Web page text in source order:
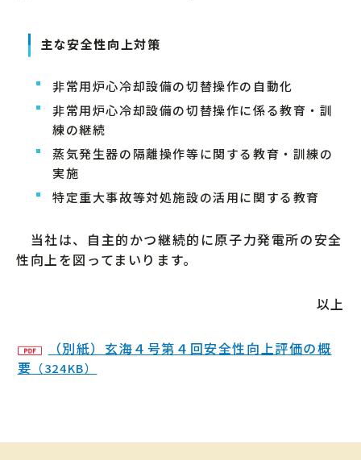
主な安全性向上対策
非常用炉心冷却設備の切替操作の自動化
非常用炉心冷却設備の切替操作に係る教育・訓
練の継続
蒸気発生器の隔離操作等に関する教育・訓練の
実施
特定重大事故等対処施設の活用に関する教育
当社は、自主的かつ継続的に原子力発電所の安全
性向上を図ってまいります。
以上
（別紙）玄海４号第４回安全性向上評価の概
要 （324KB）